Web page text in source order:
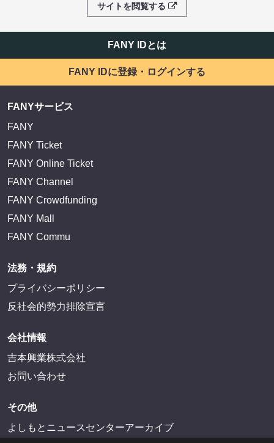
サイトを閲覧する
FANY IDとは
FANY IDに登録・ログインする
FANYサービス
FANY
FANY Ticket
FANY Online Ticket
FANY Channel
FANY Crowdfunding
FANY Mall
FANY Commu
法務・規約
プライバシーポリシー
反社会的勢力排除宣言
会社情報
吉本興業株式会社
お問い合わせ
その他
よしもとニュースセンターアーカイブ